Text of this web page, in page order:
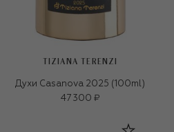
TIZIANA TERENZI
Духи Casanova 2025 (100ml)
47 300 ₽